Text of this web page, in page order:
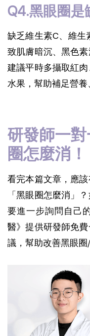
Q4.黑眼圈是
缺乏維生素C、維生
致肌膚暗沉、黑色素
建議平時多攝取紅
水果，幫助補足營養
研發師一
圈怎麼消！
看完本篇文章，應
「黑眼圈怎麼消」
要進一步詢問自己
醫》提供研發師免
議，幫助改善黑眼圈